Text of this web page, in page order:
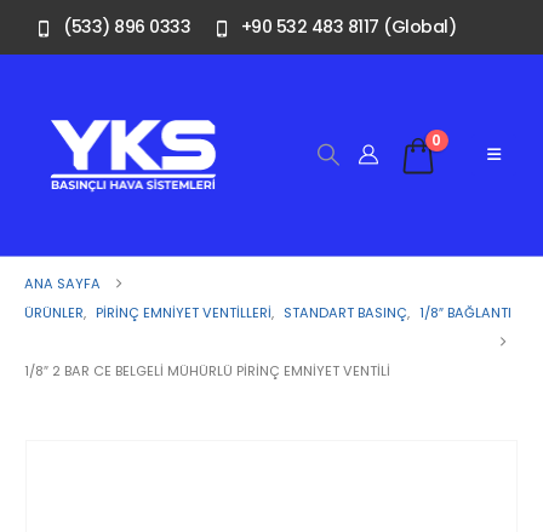
(533) 896 0333 +90 532 483 8117 (Global)
0
ANA SAYFA
ÜRÜNLER, PIRINÇ EMNIYET VENTILLERI, STANDART BASINÇ, 1/8″ BAĞLANTI
1/8″ 2 BAR CE BELGELI MÜHÜRLÜ PIRINÇ EMNIYET VENTILI